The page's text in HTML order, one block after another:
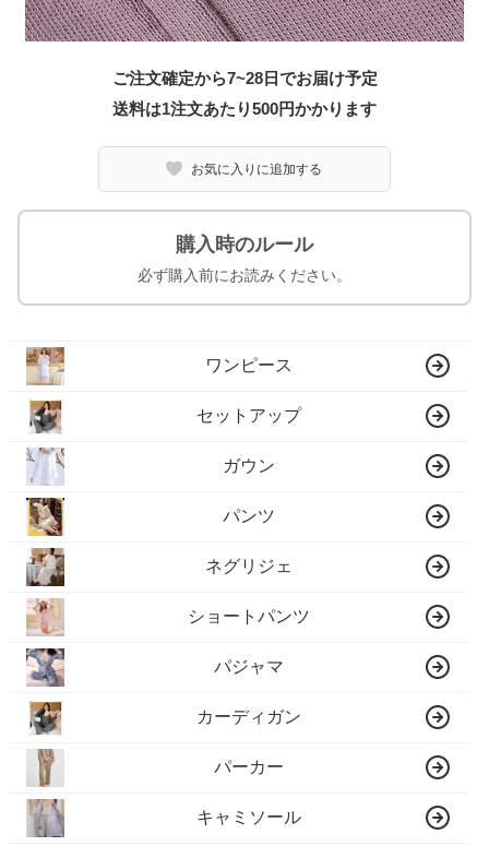
ご注文確定から7~28日でお届け予定
送料は1注文あたり500円かかります
お気に入りに追加する
購入時のルール
必ず購入前にお読みください。
ワンピース
セットアップ
ガウン
パンツ
ネグリジェ
ショートパンツ
パジャマ
カーディガン
パーカー
キャミソール